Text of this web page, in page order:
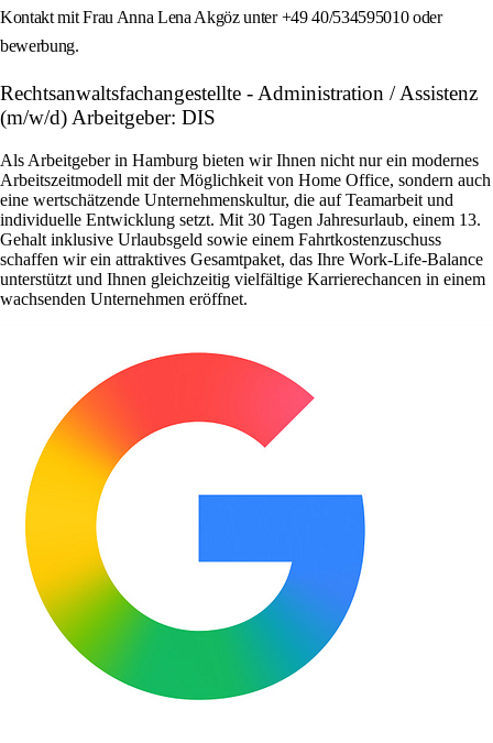
Kontakt mit Frau Anna Lena Akgöz unter +49 40/534595010 oder
bewerbung.
Rechtsanwaltsfachangestellte - Administration / Assistenz
(m/w/d) Arbeitgeber: DIS
Als Arbeitgeber in Hamburg bieten wir Ihnen nicht nur ein modernes
Arbeitszeitmodell mit der Möglichkeit von Home Office, sondern auch
eine wertschätzende Unternehmenskultur, die auf Teamarbeit und
individuelle Entwicklung setzt. Mit 30 Tagen Jahresurlaub, einem 13.
Gehalt inklusive Urlaubsgeld sowie einem Fahrtkostenzuschuss
schaffen wir ein attraktives Gesamtpaket, das Ihre Work-Life-Balance
unterstützt und Ihnen gleichzeitig vielfältige Karrierechancen in einem
wachsenden Unternehmen eröffnet.